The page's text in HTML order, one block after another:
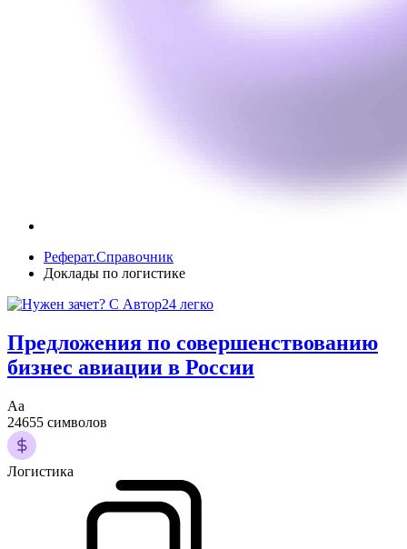
Реферат.Справочник
Доклады по логистике
Предложения по совершенствованию
бизнес авиации в России
Аа
24655 символов
Логистика